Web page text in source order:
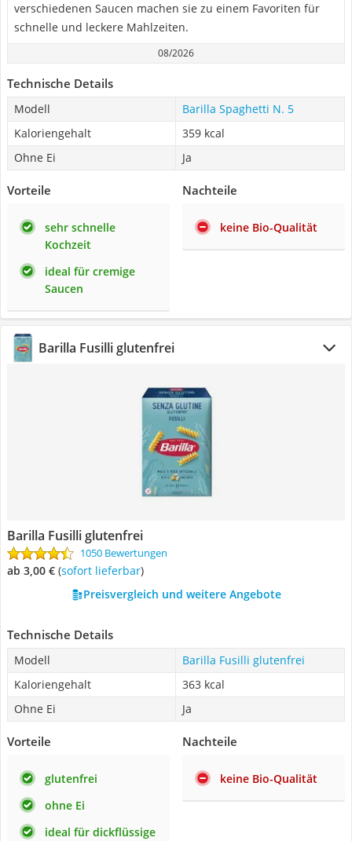
verschiedenen Saucen machen sie zu einem Favoriten für
schnelle und leckere Mahlzeiten.
08/2026
Technische Details
Modell
Barilla Spaghetti N. 5
Kaloriengehalt
359 kcal
Ohne Ei
Ja
Vorteile
sehr schnelle
Kochzeit
ideal für cremige
Saucen
Nachteile
keine Bio-Qualität
Barilla Fusilli glutenfrei
Barilla Fusilli glutenfrei
1050 Bewertungen
ab 3,00 € ( Sofort lieferbar)
Preisvergleich und weitere Angebote
Technische Details
Modell
Barilla Fusilli glutenfrei
Kaloriengehalt
363 kcal
Ohne Ei
Ja
Vorteile
glutenfrei
ohne Ei
ideal für dickflüssige
Nachteile
keine Bio-Qualität